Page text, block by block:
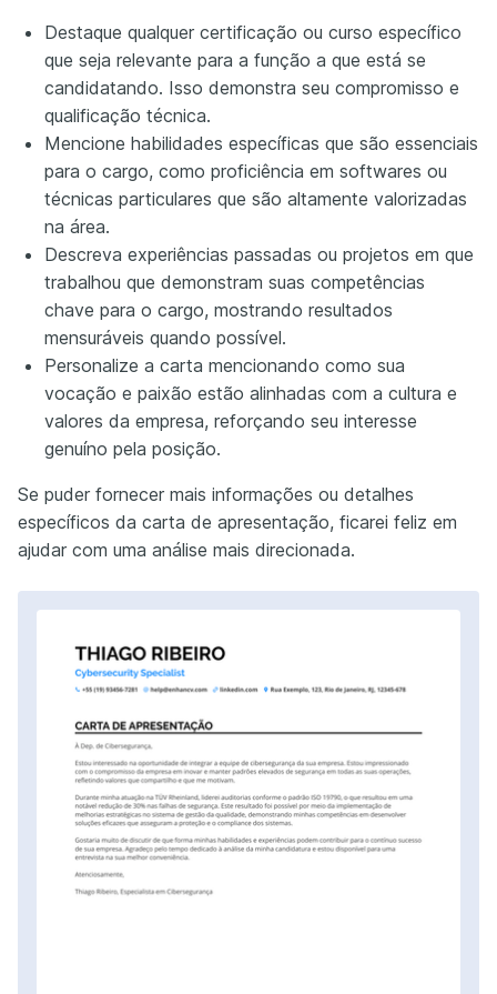
Destaque qualquer certificação ou curso específico
que seja relevante para a função a que está se
candidatando. Isso demonstra seu compromisso e
qualificação técnica.
Mencione habilidades específicas que são essenciais
para o cargo, como proficiência em softwares ou
técnicas particulares que são altamente valorizadas
na área.
Descreva experiências passadas ou projetos em que
trabalhou que demonstram suas competências
chave para o cargo, mostrando resultados
mensuráveis quando possível.
Personalize a carta mencionando como sua
vocação e paixão estão alinhadas com a cultura e
valores da empresa, reforçando seu interesse
genuíno pela posição.
Se puder fornecer mais informações ou detalhes
específicos da carta de apresentação, ficarei feliz em
ajudar com uma análise mais direcionada.